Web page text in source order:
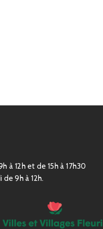
à 12h et de 15h à 17h30
9h à 12h.